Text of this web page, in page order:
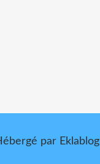
par Eklablog